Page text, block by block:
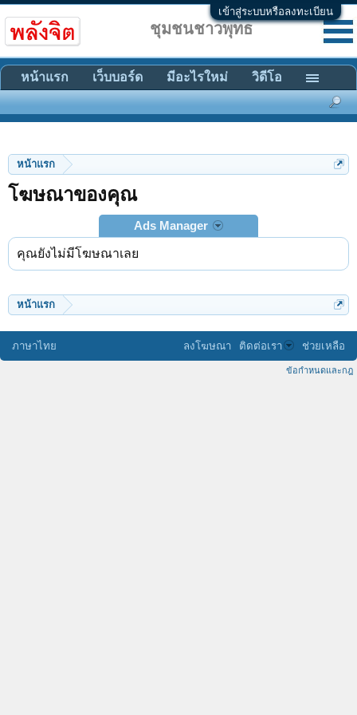
เข้าสู่ระบบหรือลงทะเบียน
หน้าแรก
โฆษณาของคุณ
Ads Manager
คุณยังไม่มีโฆษณาเลย
หน้าแรก
ชุมชนชาวพุทธ
หน้าแรก เว็บบอร์ด มีอะไรใหม่ วิดีโอ
ภาษาไทย ลงโฆษณา ติดต่อเรา ช่วยเหลือ
ข้อกำหนดและกฎ